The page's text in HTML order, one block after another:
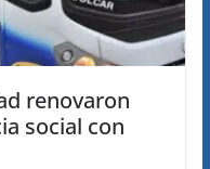
renovaron
social con